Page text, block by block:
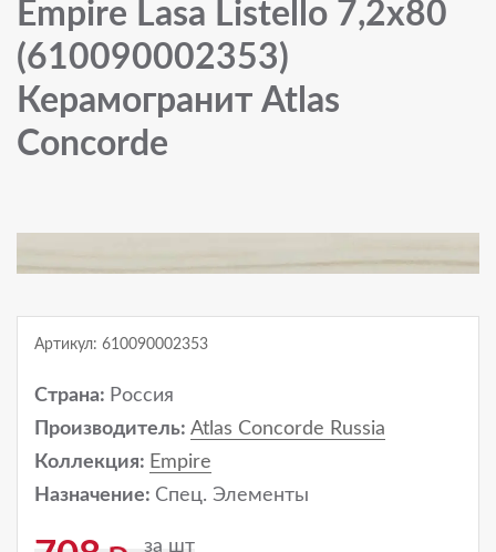
Empire Lasa Listello 7,2x80
(610090002353)
Керамогранит Atlas
Concorde
Артикул: 610090002353
Страна: Россия
Производитель: Atlas Concorde Russia
Коллекция: Empire
Назначение: Спец. Элементы
за шт